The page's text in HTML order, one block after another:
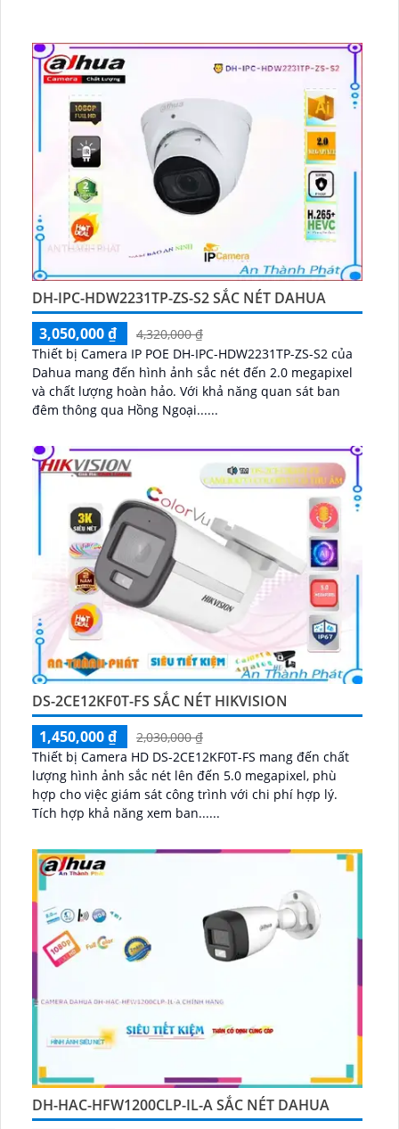
DH-IPC-HDW2231TP-ZS-S2 SẮC NÉT DAHUA
3,050,000 ₫
4,320,000 ₫
Thiết bị Camera IP POE DH-IPC-HDW2231TP-ZS-S2 của
Dahua mang đến hình ảnh sắc nét đến 2.0 megapixel
và chất lượng hoàn hảo. Với khả năng quan sát ban
đêm thông qua Hồng Ngoại......
DS-2CE12KF0T-FS SẮC NÉT HIKVISION
1,450,000 ₫
2,030,000 ₫
Thiết bị Camera HD DS-2CE12KF0T-FS mang đến chất
lượng hình ảnh sắc nét lên đến 5.0 megapixel, phù
hợp cho việc giám sát công trình với chi phí hợp lý.
Tích hợp khả năng xem ban......
DH-HAC-HFW1200CLP-IL-A SẮC NÉT DAHUA